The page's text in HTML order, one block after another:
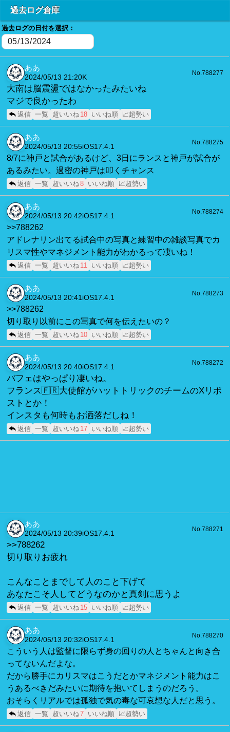
過去ログ倉庫
過去ログの日付を選択：
ああ
2024/05/13 21:20K
No.788277
大南は脳震盪ではなかったみたいね
マジで良かったわ
返信 一覧 超いいね 18 いいね順 📈超勢い
ああ
2024/05/13 20:55iOS17.4.1
No.788275
8/7に神戸と試合があるけど、3日にランスと神戸が試合が
あるみたい。過密の神戸は叩くチャンス
返信 一覧 超いいね8 いいね順 📈超勢い
ああ
2024/05/13 20:42iOS17.4.1
No.788274
>>788262
アドレナリン出てる試合中の写真と練習中の雑談写真でカ
リスマ性やマネジメント能力がわかるって凄いね！
返信 一覧 超いいね 11 いいね順 📈超勢い
ああ
2024/05/13 20:41iOS17.4.1
No.788273
>>788262
切り取り以前にこの写真で何を伝えたいの？
返信 一覧 超いいね 10 いいね順 📈超勢い
ああ
2024/05/13 20:40iOS17.4.1
No.788272
バフェはやっぱり凄いね。
フランス🇫🇷大使館がハットトリックのチームのXリポ
ストとか！
インスタも何時もお洒落だしね！
返信 一覧 超いいね 17 いいね順 📈超勢い
ああ
2024/05/13 20:39iOS17.4.1
No.788271
>>788262
切り取りお疲れ
こんなことまでして人のこと下げて
あなたこそ人してどうなのかと真剣に思うよ
返信 一覧 超いいね 15 いいね順 📈超勢い
ああ
2024/05/13 20:32iOS17.4.1
No.788270
こういう人は監督に限らず身の回りの人とちゃんと向き合
ってないんだよな。
だから勝手にカリスマはこうだとかマネジメント能力はこ
うあるべきだみたいに期待を抱いてしまうのだろう。
おそらくリアルでは孤独で気の毒な可哀想な人だと思う。
返信 一覧 超いいね7 いいね順 📈超勢い